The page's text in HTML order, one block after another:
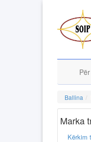
Ballina
Marka
Kërkim